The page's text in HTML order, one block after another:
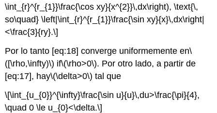
\int_{r}^{r_{1}}\frac{\cos xy}{x^{2}}\,dx\right), \text{\,
so\quad} \left|\int_{r}^{r_{1}}\frac{\sin xy}{x}\,dx\right|
<\frac{3}{ry}.\]
Por lo tanto [eq:18] converge uniformemente en\
([\rho,\infty)\) if\(\rho>0\). Por otro lado, a partir de
[eq:17], hay\(\delta>0\) tal que
\[\int_{u_{0}}^{\infty}\frac{\sin u}{u}\,du>\frac{\pi}{4},
\quad 0 \le u_{0}<\delta.\]